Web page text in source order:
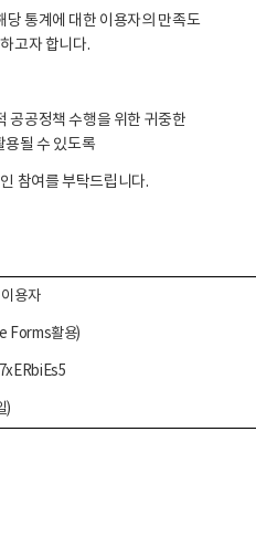
당 통계에 대한 이용자의 만족도
고자 합니다.
공공정책 수행을 위한 귀중한
용될 수 있도록
참여를 부탁드립니다.
용자
Forms활용)
)